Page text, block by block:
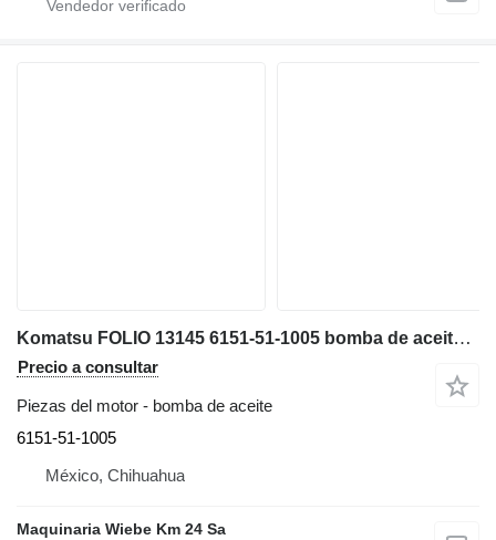
Komatsu FOLIO 13145 6151-51-1005 bomba de aceite para Komatsu miniexcavadora
Precio a consultar
Piezas del motor - bomba de aceite
6151-51-1005
México, Chihuahua
Maquinaria Wiebe Km 24 Sa